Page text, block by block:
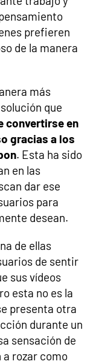
prefieren
de la manera
más
que
convertirse en
gracias a los
. Esta ha sido
en las
dar ese
para
desean.
de ellas
de sentir
sus vídeos
esta no es la
presenta otra
durante un
sensación de
a rozar como